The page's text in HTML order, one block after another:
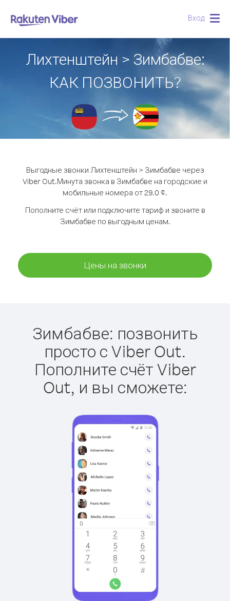
Вход
Лихтенштейн > Зимбабве:
КАК ПОЗВОНИТЬ?
Выгодные звонки Лихтенштейн > Зимбабве через
Viber Out.Минута звонка в Зимбабве на городские и
мобильные номера от 29.0 ¢.
Пополните счёт или подключите тариф и звоните в
Зимбабве по выгодным ценам.
Цены на звонки
Зимбабве: позвонить
просто с Viber Out.
Пополните счёт Viber
Out, и вы сможете: